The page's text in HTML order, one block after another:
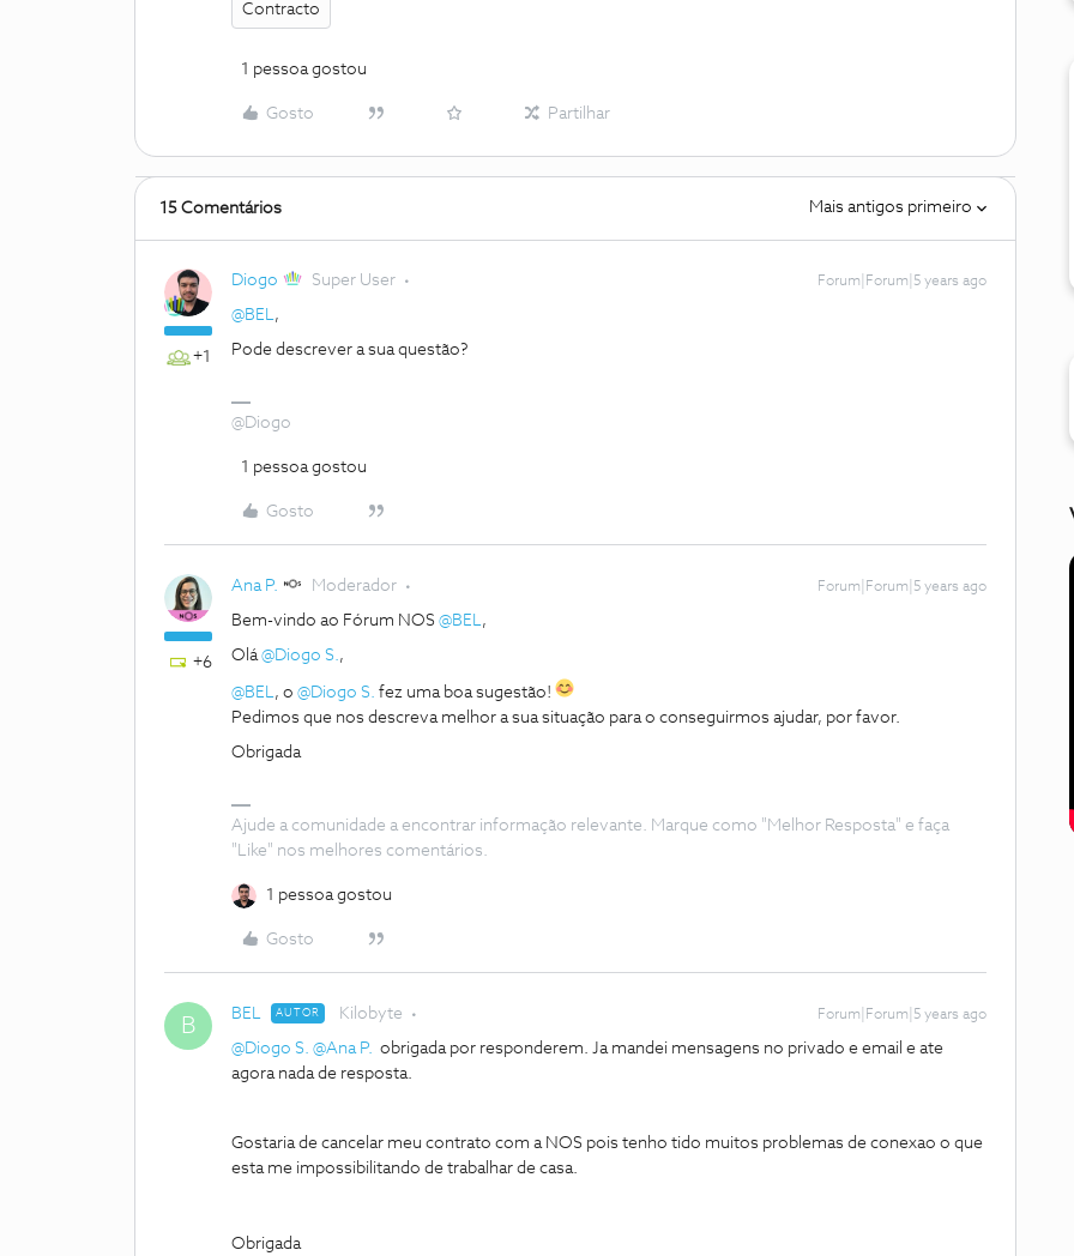
Contracto
1 pessoa gostou
Gosto Partilhar
15 Comentários Mais antigos primeiro
+1
Diogo Super User Forum|Forum|5 years ago
@BEL,
Pode descrever a sua questão?
@Diogo
1 pessoa gostou
Gosto
+6
Ana P. Moderador Forum|Forum|5 years ago
Bem-vindo ao Fórum NOS @BEL,
Olá@Diogo S.,
@BEL, o @Diogo S. fez uma boa sugestão!
Pedimos que nos descreva melhor a sua situação para o conseguirmos ajudar, por favor.
Obrigada
Ajude a comunidade a encontrar informação relevante. Marque como "Melhor Resposta" e faça
"Like" nos melhores comentários.
1 pessoa gostou
Gosto
B BEL AUTOR Kilobyte Forum|Forum|5 years ago
@Diogo S. @Ana P. obrigada por responderem. Ja mandei mensagens no privado e email e ate
agora nada de resposta.
Gostaria de cancelar meu contrato com a NOS pois tenho tido muitos problemas de conexao o que
esta me impossibilitando de trabalhar de casa.
Obrigada